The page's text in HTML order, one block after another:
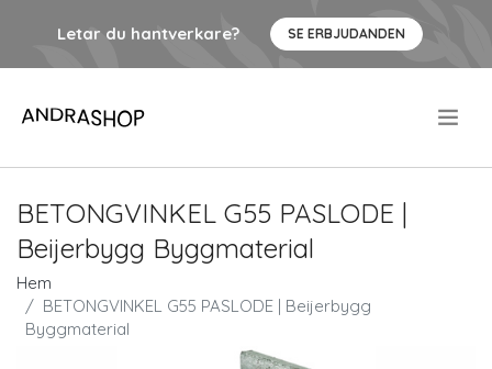
Letar du hantverkare? SE ERBJUDANDEN
BETONGVINKEL G55 PASLODE |
Beijerbygg Byggmaterial
Hem
BETONGVINKEL G55 PASLODE | Beijerbygg
Byggmaterial